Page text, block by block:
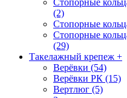
Стопорные
(2)
Стопорные
Стопорные
(29)
Такелажный крепеж +
Верёвки (54)
Верёвки РК (15)
Вертлюг (5)